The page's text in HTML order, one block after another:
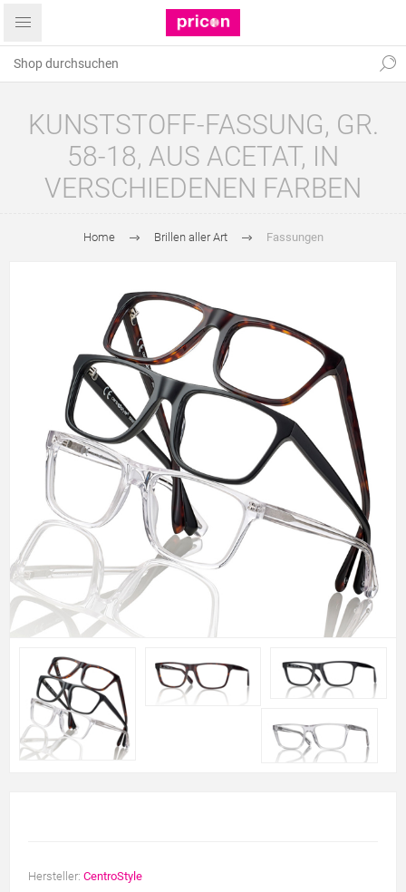
KUNSTSTOFF-FASSUNG, GR.
58-18, AUS ACETAT, IN
VERSCHIEDENEN FARBEN
Home Brillen aller Art Fassungen
Hersteller: CentroStyle